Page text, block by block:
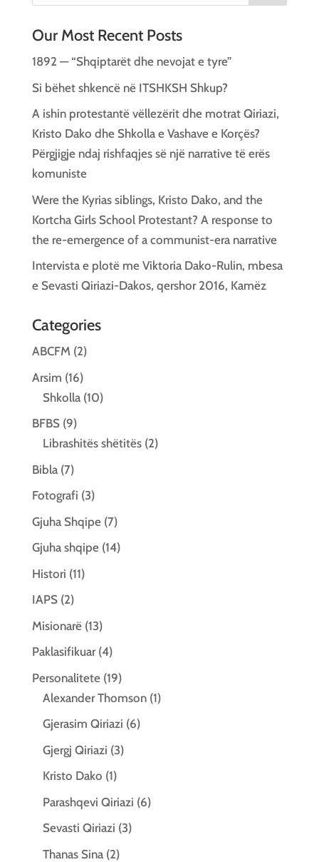
Our Most Recent Posts
1892 — “Shqiptarët dhe nevojat e tyre”
Si bëhet shkencë në ITSHKSH Shkup?
A ishin protestantë vëllezërit dhe motrat Qiriazi,
Kristo Dako dhe Shkolla e Vashave e Korçës?
Përgjigje ndaj rishfaqjes së një narrative të erës
komuniste
Were the Kyrias siblings, Kristo Dako, and the
Kortcha Girls School Protestant? A response to
the re-emergence of a communist-era narrative
Intervista e plotë me Viktoria Dako-Rulin, mbesa
e Sevasti Qiriazi-Dakos, qershor 2016, Kamëz
Categories
ABCFM (2)
Arsim (16)
Shkolla(10)
BFBS(9)
Librashitës shëtitës(2)
Bibla(7)
Fotografi (3)
Gjuha Shqipe(7)
Gjuha shqipe(14)
Histori (11)
IAPS(2)
Misionarë(13)
Paklasifikuar(4)
Personalitete(19)
Alexander Thomson(1)
Gjerasim Qiriazi (6)
Gjergj Qiriazi (3)
Kristo Dako (1)
Parashqevi Qiriazi (6)
Sevasti Qiriazi (3)
Thanas Sina(2)